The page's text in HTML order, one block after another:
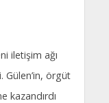
iletişim ağı
Gülen’in, örgüt
kazandırdı